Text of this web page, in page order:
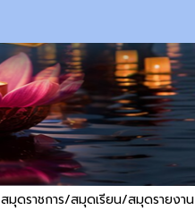
สมุดราชการ/สมุดเรียน/สมุดรายงาน